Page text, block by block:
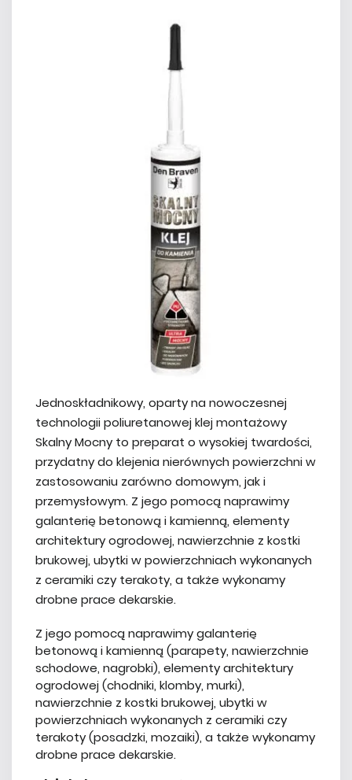
Jednoskładnikowy, oparty na nowoczesnej
technologii poliuretanowej klej montażowy
Skalny Mocny to preparat o wysokiej twardości,
przydatny do klejenia nierównych powierzchni w
zastosowaniu zarówno domowym, jak i
przemysłowym. Z jego pomocą naprawimy
galanterię betonową i kamienną, elementy
architektury ogrodowej, nawierzchnie z kostki
brukowej, ubytki w powierzchniach wykonanych
z ceramiki czy terakoty, a także wykonamy
drobne prace dekarskie.
Z jego pomocą naprawimy galanterię
betonową i kamienną (parapety, nawierzchnie
schodowe, nagrobki), elementy architektury
ogrodowej (chodniki, klomby, murki),
nawierzchnie z kostki brukowej, ubytki w
powierzchniach wykonanych z ceramiki czy
terakoty (posadzki, mozaiki), a także wykonamy
drobne prace dekarskie.